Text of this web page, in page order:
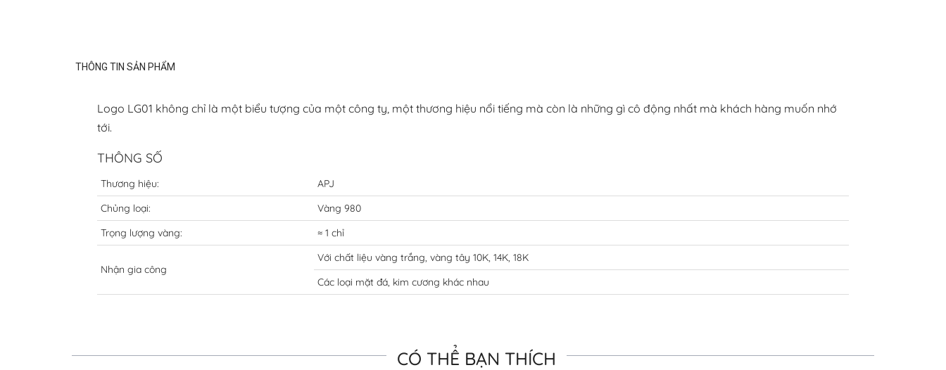
THÔNG TIN SẢN PHẨM
Logo LG01 không chỉ là một biểu tượng của một công ty, một thương hiệu nổi tiếng mà còn là những gì cô động nhất mà khách hàng muốn nhớ
tới.
THÔNG SỐ
Thương hiệu:
APJ
Chủng loại:
Vàng 980
Trọng lượng vàng:
≈ 1 chỉ
Nhận gia công
Với chất liệu vàng trắng, vàng tây 10K, 14K, 18K
Các loại mặt đá, kim cương khác nhau
CÓ THỂ BẠN THÍCH